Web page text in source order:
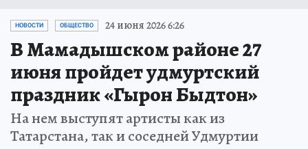
НОВОСТИ ОБЩЕСТВО 24 июня 2026 6:26
В Мамадышском районе 27
июня пройдет удмуртский
праздник «Гырон Быдтон»
На нем выступят артисты как из
Татарстана, так и соседней Удмуртии